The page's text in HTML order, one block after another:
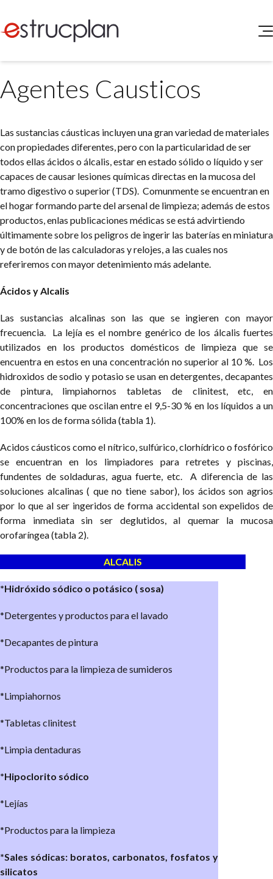
SERVICIOS
Higiene y Seguridad
Medio Ambiente
Legislación
NOVEDADES
Buscador de Legislación
Matriz Premium
Matriz Profesional
ELEG
Agentes Causticos
Las sustancias cáusticas incluyen una gran variedad de materiales
con propiedades diferentes, pero con la particularidad de ser
todos ellas ácidos o álcalis, estar en estado sólido o líquido y ser
capaces de causar lesiones químicas directas en la mucosa del
tramo digestivo o superior (TDS). Comunmente se encuentran en
el hogar formando parte del arsenal de limpieza; además de estos
productos, enlas publicaciones médicas se está advirtiendo
últimamente sobre los peligros de ingerir las baterías en miniatura
y de botón de las calculadoras y relojes, a las cuales nos
referiremos con mayor detenimiento más adelante.
Ácidos y Alcalis
Las sustancias alcalinas son las que se ingieren con mayor
frecuencia. La lejía es el nombre genérico de los álcalis fuertes
utilizados en los productos domésticos de limpieza que se
encuentra en estos en una concentración no superior al 10 %. Los
hidroxidos de sodio y potasio se usan en detergentes, decapantes
de pintura, limpiahornos tabletas de clinitest, etc, en
concentraciones que oscilan entre el 9,5-30 % en los líquidos a un
100% en los de forma sólida (tabla 1).
Acidos cáusticos como el nítrico, sulfúrico, clorhídrico o fosfórico
se encuentran en los limpiadores para retretes y piscinas,
fundentes de soldaduras, agua fuerte, etc. A diferencia de las
soluciones alcalinas ( que no tiene sabor), los ácidos son agrios
por lo que al ser ingeridos de forma accidental son expelidos de
forma inmediata sin ser deglutidos, al quemar la mucosa
orofaríngea (tabla 2).
ALCALIS
*Hidróxido sódico o potásico ( sosa)
*Detergentes y productos para el lavado
*Decapantes de pintura
*Productos para la limpieza de sumideros
*Limpiahornos
*Tabletas clinitest
*Limpia dentaduras
*Hipoclorito sódico
*Lejías
*Productos para la limpieza
*Sales sódicas: boratos, carbonatos, fosfatos y
silicatos